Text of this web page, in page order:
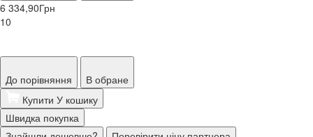
6 334,90Грн
10
До порівняння
В обране
Купити У кошику
Швидка покупка